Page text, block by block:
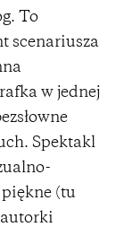
To
scenariusza
w jednej
Spektakl
piękne (tu
autorki